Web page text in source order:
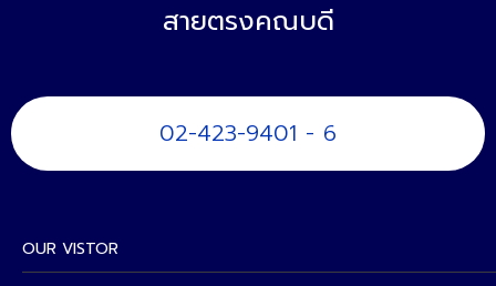
สายตรงคณบดี
02-423-9401 - 6
OUR VISTOR